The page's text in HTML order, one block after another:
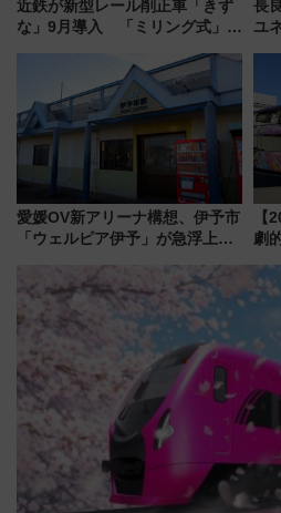
近鉄が新型レール削正車「きず
な」9月導入 「ミリング式」採
化！安全性や乗り心地の向上に
貢献するだけでなく、全線区で
活躍するための仕組みも
長
ユ
愛媛OV新アリーナ構想、伊予市
「ウェルピア伊予」が急浮上！
で探る鉄道アクセスの未来
【
劇
温
対